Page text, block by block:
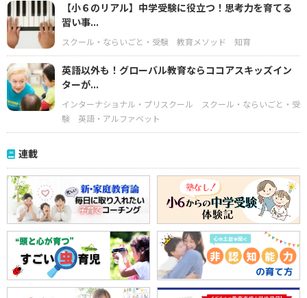
【小６のリアル】中学受験に役立つ！思考力を育てる
習い事...
スクール・ならいごと・受験 教育メソッド 知育
英語以外も！グローバル教育ならココアスキッズイン
ターが...
インターナショナル・プリスクール
スクール・ならいごと・受
験
英語・アルファベット
連載